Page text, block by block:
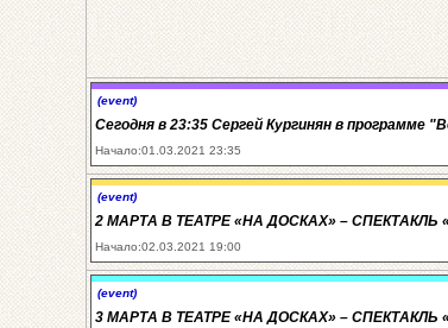
(event)
Сегодня в 23:35 Сергей Кургинян в программе
Начало:01.03.2021 23:35
(event)
2 МАРТА В ТЕАТРЕ «НА ДОСКАХ» – СПЕКТАКЛЬ
Начало:02.03.2021 19:00
(event)
3 МАРТА В ТЕАТРЕ «НА ДОСКАХ» – СПЕКТАКЛЬ